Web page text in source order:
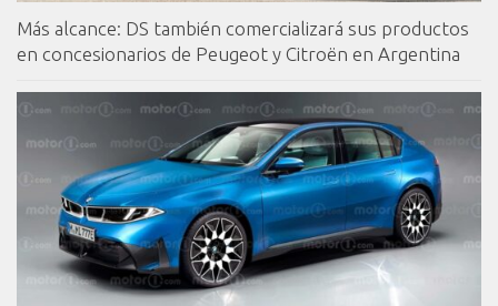
Más alcance: DS también comercializará sus productos
en concesionarios de Peugeot y Citroën en Argentina